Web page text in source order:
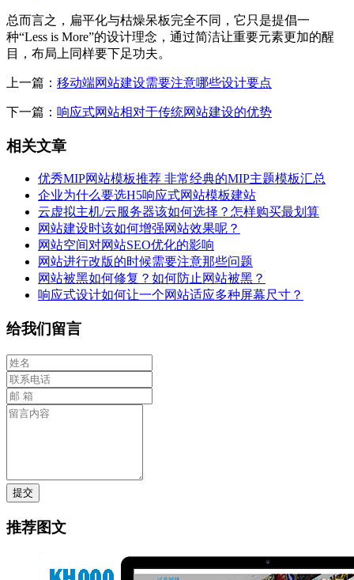
总而言之，扁平化与枯燥呆板完全不同，它只是提倡一
种“Less is More”的设计理念，通过简洁让重要元素更加的醒
目，布局上同样要下足功夫。
上一篇： 移动端网站建设需要注意哪些设计要点
下一篇： 响应式网站相对于传统网站建设的优势
相关文章
优秀MIP网站模板推荐 非常经典的MIP主题模板汇总
企业为什么要选H5响应式网站模板建站
云虚拟主机/云服务器该如何选择？怎样购买最划算
网站建设时该如何增强网站效果呢？
网站空间对网站SEO优化的影响
网站进行改版的时候需要注意那些问题
网站被黑如何修复？如何防止网站被黑？
响应式设计如何让一个网站适应多种屏幕尺寸？
给我们留言
提交
推荐图文